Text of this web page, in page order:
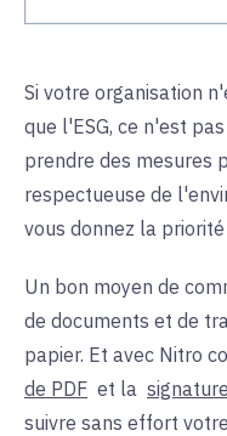
Si votre organisation
que l'ESG, ce n'est
prendre des mesures
respectueuse de
vous donnez la
Un bon moyen de
de documents et de
papier. Et avec Nitro
de PDF et la
suivre sans effort